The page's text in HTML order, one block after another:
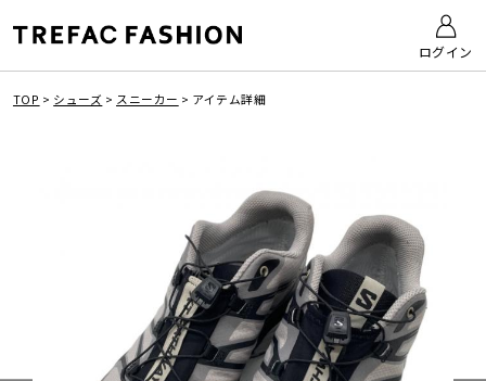
ログイン
TOP > シューズ > スニーカー > アイテム詳細